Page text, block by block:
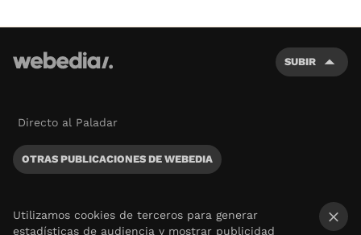
SUBIR
Directo al Paladar
OTRAS PUBLICACIONES DE WEBEDIA
Utilizamos cookies de terceros para generar
estadísticas de audiencia y mostrar publicidad